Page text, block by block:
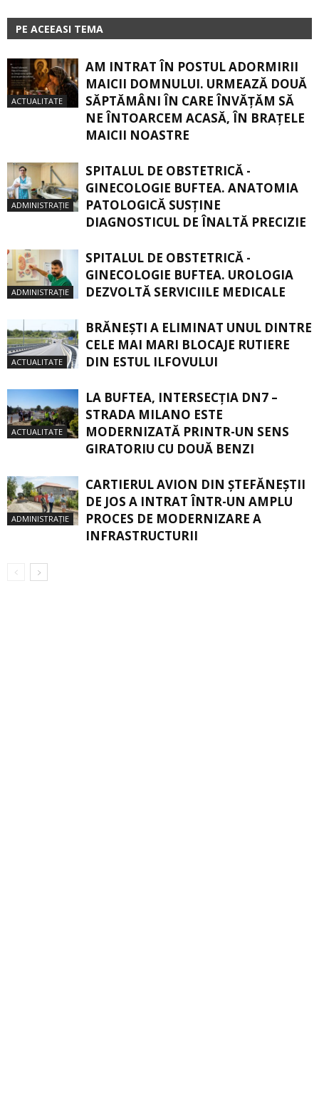
PE ACEEASI TEMA
ACTUALITATE
AM INTRAT ÎN POSTUL ADORMIRII
MAICII DOMNULUI. URMEAZĂ DOUĂ
SĂPTĂMÂNI ÎN CARE ÎNVĂŢĂM SĂ
NE ÎNTOARCEM ACASĂ, ÎN BRAŢELE
MAICII NOASTRE
ADMINISTRAȚIE
SPITALUL DE OBSTETRICĂ -
GINECOLOGIE BUFTEA. ANATOMIA
PATOLOGICĂ SUSŢINE
DIAGNOSTICUL DE ÎNALTĂ PRECIZIE
ADMINISTRAȚIE
SPITALUL DE OBSTETRICĂ -
GINECOLOGIE BUFTEA. UROLOGIA
DEZVOLTĂ SERVICIILE MEDICALE
ACTUALITATE
BRĂNEȘTI A ELIMINAT UNUL DINTRE
CELE MAI MARI BLOCAJE RUTIERE
DIN ESTUL ILFOVULUI
ACTUALITATE
LA BUFTEA, INTERSECŢIA DN7 –
STRADA MILANO ESTE
MODERNIZATĂ PRINTR-UN SENS
GIRATORIU CU DOUĂ BENZI
ADMINISTRAȚIE
CARTIERUL AVION DIN ŞTEFĂNEŞTII
DE JOS A INTRAT ÎNTR-UN AMPLU
PROCES DE MODERNIZARE A
INFRASTRUCTURII